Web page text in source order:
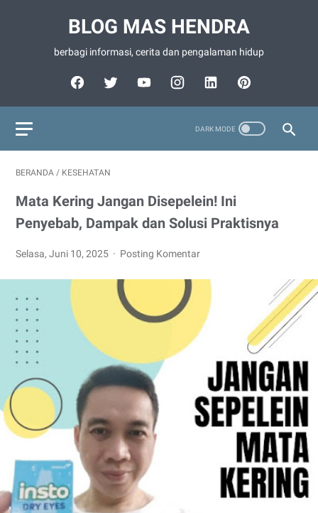
BLOG MAS HENDRA
berbagi informasi, cerita dan pengalaman hidup
BERANDA / KESEHATAN
Mata Kering Jangan Disepelein! Ini
Penyebab, Dampak dan Solusi Praktisnya
Selasa, Juni 10, 2025 Posting Komentar